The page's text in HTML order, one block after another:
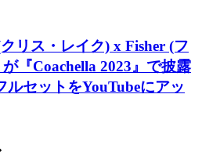
リス・レイク) x Fisher (フ
『Coachella 2023』で披露
ルセットをYouTubeにアッ